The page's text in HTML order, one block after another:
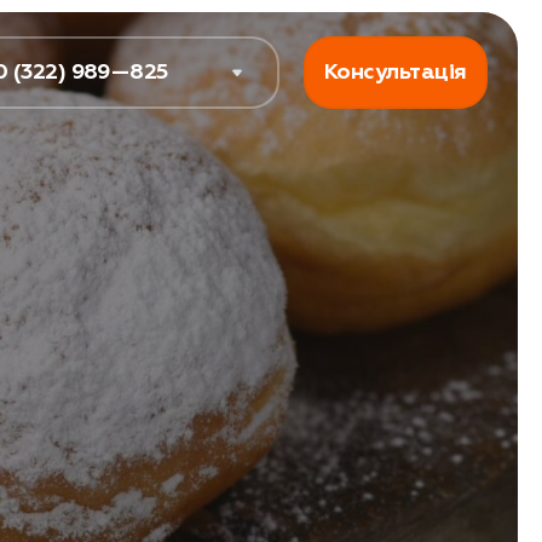
(322) 989—825 Консультація
цеху
Про нас